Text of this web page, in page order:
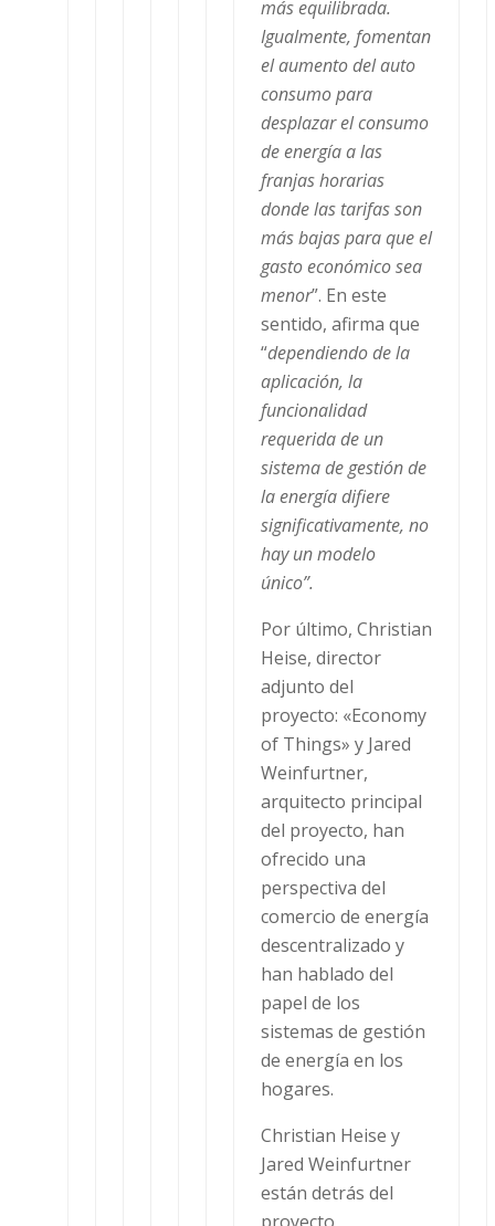
más equilibrada.
Igualmente, fomentan
el aumento del auto
consumo para
desplazar el consumo
de energía a las
franjas horarias
donde las tarifas son
más bajas para que el
gasto económico sea
menor”. En este
sentido, afirma que
“dependiendo de la
aplicación, la
funcionalidad
requerida de un
sistema de gestión de
la energía difiere
significativamente, no
hay un modelo
único”.
Por último, Christian
Heise, director
adjunto del
proyecto: «Economy
of Things» y Jared
Weinfurtner,
arquitecto principal
del proyecto, han
ofrecido una
perspectiva del
comercio de energía
descentralizado y
han hablado del
papel de los
sistemas de gestión
de energía en los
hogares.
Christian Heise y
Jared Weinfurtner
están detrás del